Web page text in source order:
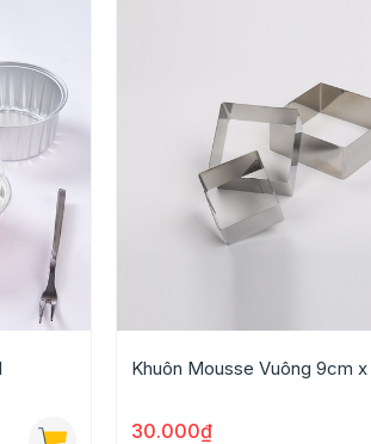
Khuôn Mousse Vuông 9cm
30.000₫